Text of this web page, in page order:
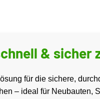
&
für die sichere,
– ideal für Neubauten,